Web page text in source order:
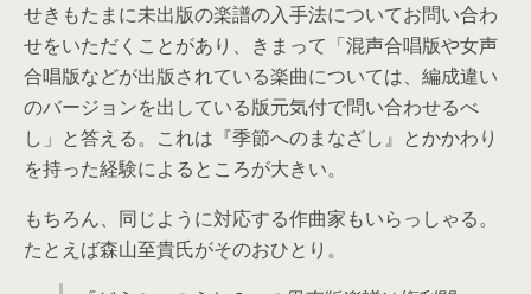
せきもたまに未出版の楽譜の入手法についてお問い合わ
せをいただくことがあり、きまって「混声合唱版や女声
合唱版などが出版されている楽曲については、編成違い
のバージョンを出している版元気付で問い合わせるべ
し」と答える。これは『季節へのまなざし』とかかわり
を持った経験によるところが大きい。
もちろん、同じように対応する作曲家もいらっしゃる。
たとえば森山至貴氏がそのおひとり。